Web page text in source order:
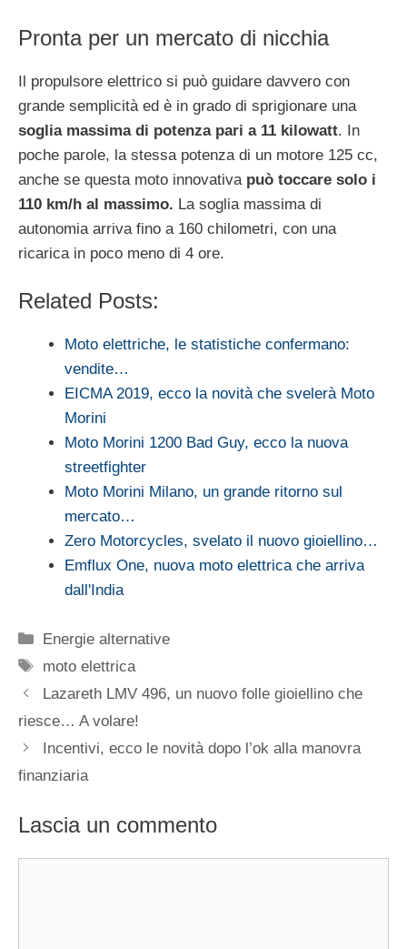
Pronta per un mercato di nicchia
Il propulsore elettrico si può guidare davvero con
grande semplicità ed è in grado di sprigionare una
soglia massima di potenza pari a 11 kilowatt. In
poche parole, la stessa potenza di un motore 125 cc,
anche se questa moto innovativa può toccare solo i
110 km/h al massimo. La soglia massima di
autonomia arriva fino a 160 chilometri, con una
ricarica in poco meno di 4 ore.
Related Posts:
Moto elettriche, le statistiche confermano:
vendite…
EICMA 2019, ecco la novità che svelerà Moto
Morini
Moto Morini 1200 Bad Guy, ecco la nuova
streetfighter
Moto Morini Milano, un grande ritorno sul
mercato…
Zero Motorcycles, svelato il nuovo gioiellino…
Emflux One, nuova moto elettrica che arriva
dall'India
Categorie
Energie alternative
Tag
moto elettrica
Lazareth LMV 496, un nuovo folle gioiellino che
riesce… A volare!
Incentivi, ecco le novità dopo l’ok alla manovra
finanziaria
Lascia un commento